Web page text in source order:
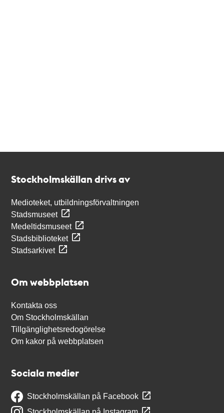
Stockholmskällan drivs av
Medioteket, utbildningsförvaltningen
Stadsmuseet
Medeltidsmuseet
Stadsbiblioteket
Stadsarkivet
Om webbplatsen
Kontakta oss
Om Stockholmskällan
Tillgänglighetsredogörelse
Om kakor på webbplatsen
Sociala medier
Stockholmskällan på Facebook